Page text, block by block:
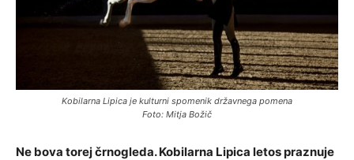
Kobilarna Lipica je kulturni spomenik državnega pomena
Foto: Mitja Božič
Ne bova torej črnogleda. Kobilarna Lipica letos praznuje